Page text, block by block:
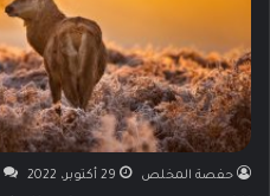
حفصة المخلص 29 أكتوبر، 2022